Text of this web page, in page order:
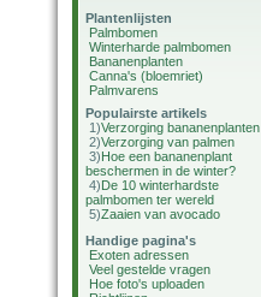
Plantenlijsten
Palmbomen
Winterharde palmbomen
Bananenplanten
Canna's (bloemriet)
Palmvarens
Populairste artikels
1)Verzorging bananenplanten
2)Verzorging van palmen
3)Hoe een bananenplant
beschermen in de winter?
4)De 10 winterhardste
palmbomen ter wereld
5)Zaaien van avocado
Handige pagina's
Exoten adressen
Veel gestelde vragen
Hoe foto's uploaden